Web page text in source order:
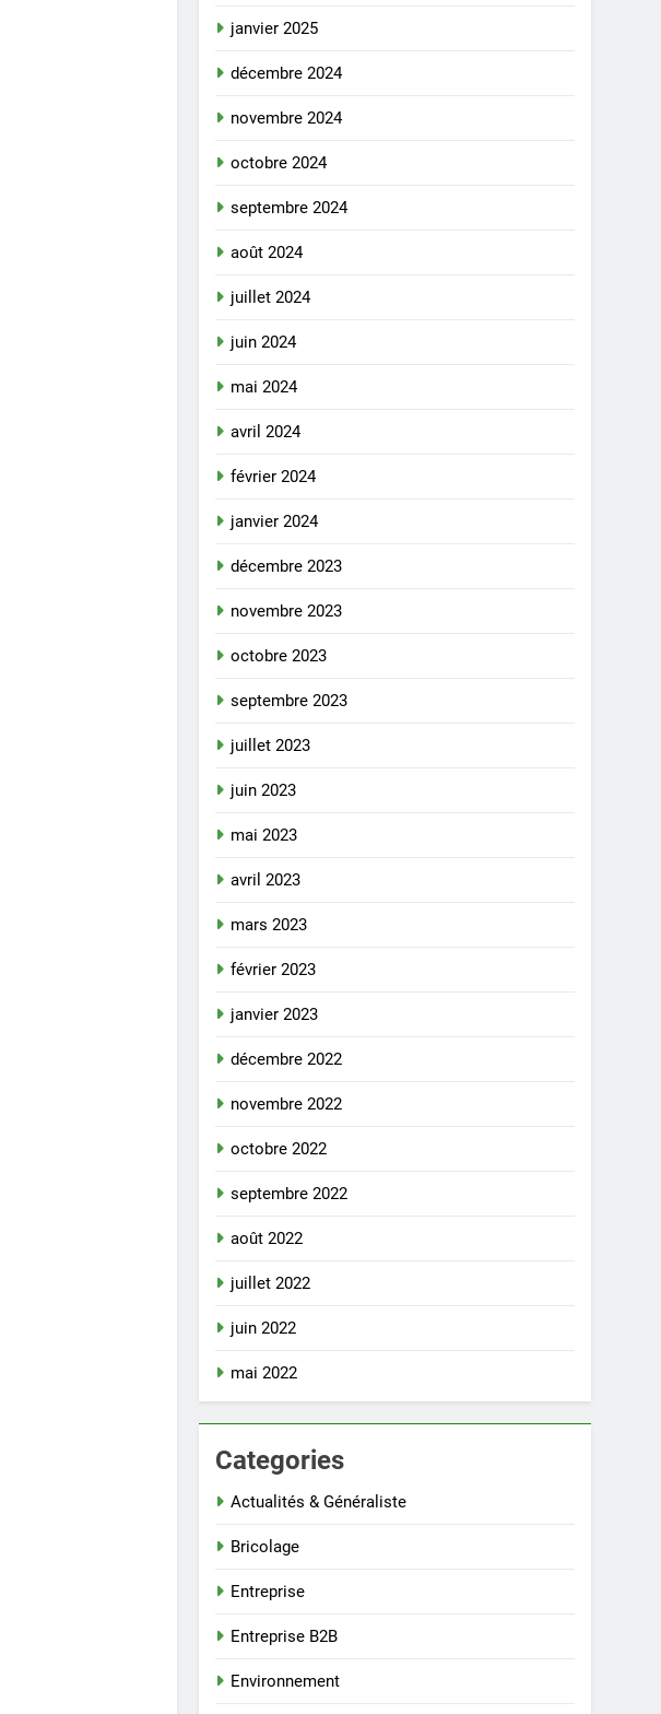
janvier 2025
décembre 2024
novembre 2024
octobre 2024
septembre 2024
août 2024
juillet 2024
juin 2024
mai 2024
avril 2024
février 2024
janvier 2024
décembre 2023
novembre 2023
octobre 2023
septembre 2023
juillet 2023
juin 2023
mai 2023
avril 2023
mars 2023
février 2023
janvier 2023
décembre 2022
novembre 2022
octobre 2022
septembre 2022
août 2022
juillet 2022
juin 2022
mai 2022
Categories
Actualités & Généraliste
Bricolage
Entreprise
Entreprise B2B
Environnement